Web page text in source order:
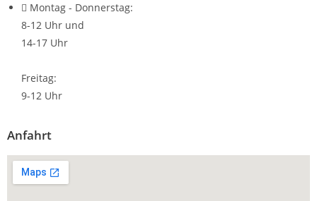
Montag - Donnerstag:
8-12 Uhr und
14-17 Uhr
Freitag:
9-12 Uhr
Anfahrt